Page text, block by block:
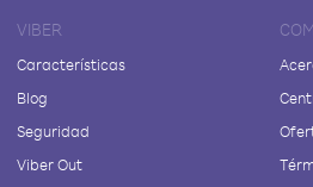
VIBER
Características
Blog
Seguridad
Viber Out